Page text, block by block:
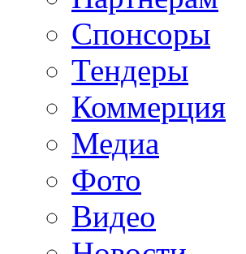
Спонсоры
Тендеры
Коммерция
Медиа
Фото
Видео